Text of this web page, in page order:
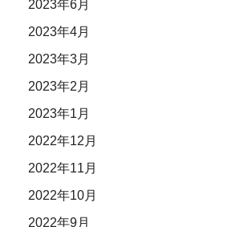
2023年6月
2023年4月
2023年3月
2023年2月
2023年1月
2022年12月
2022年11月
2022年10月
2022年9月